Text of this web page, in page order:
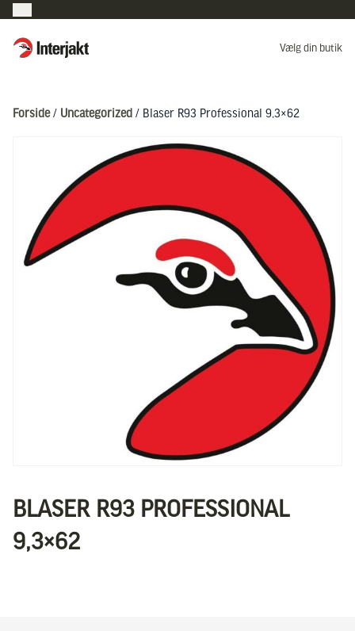
Interjakt DK Vælg din butik
Forside/ Uncategorized / Blaser R93 Professional 9,3×62
BLASER R93 PROFESSIONAL
9,3×62